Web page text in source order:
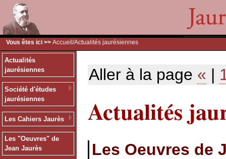
Vous êtes ici >> Accueil /Actualités jaurésiennes
Actualités
jaurésiennes
Société d'études
jaurésiennes
Les Cahiers Jaurès
Les "Oeuvres" de
Jean Jaurès
Aller à la page « |
Actualités
Les Oeuvres de